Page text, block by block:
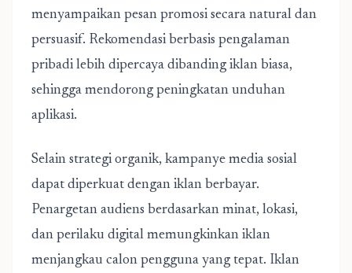
menyampaikan pesan promosi secara natural dan
persuasif. Rekomendasi berbasis pengalaman
pribadi lebih dipercaya dibanding iklan biasa,
sehingga mendorong peningkatan unduhan
aplikasi.
Selain strategi organik, kampanye media sosial
dapat diperkuat dengan iklan berbayar.
Penargetan audiens berdasarkan minat, lokasi,
dan perilaku digital memungkinkan iklan
menjangkau calon pengguna yang tepat. Iklan